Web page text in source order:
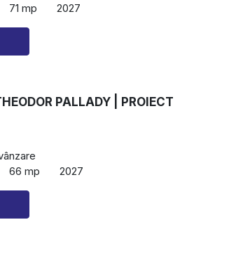
71 mp 2027
PALLADY | PROIECT
66 mp 2027